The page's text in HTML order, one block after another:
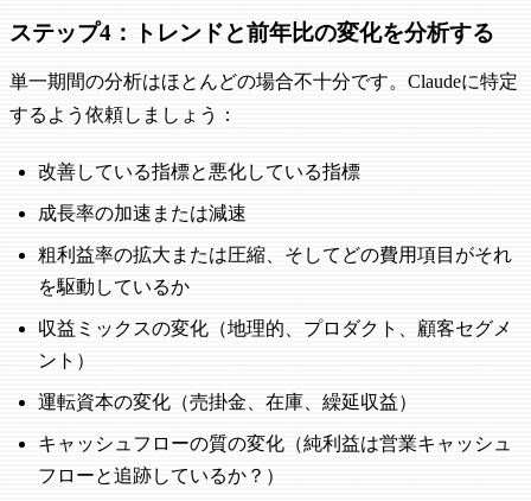
ステップ4：トレンドと前年比の変化を分析する
単一期間の分析はほとんどの場合不十分です。Claudeに特定
するよう依頼しましょう：
改善している指標と悪化している指標
成長率の加速または減速
粗利益率の拡大または圧縮、そしてどの費用項目がそれ
を駆動しているか
収益ミックスの変化（地理的、プロダクト、顧客セグメ
ント）
運転資本の変化（売掛金、在庫、繰延収益）
キャッシュフローの質の変化（純利益は営業キャッシュ
フローと追跡しているか？）